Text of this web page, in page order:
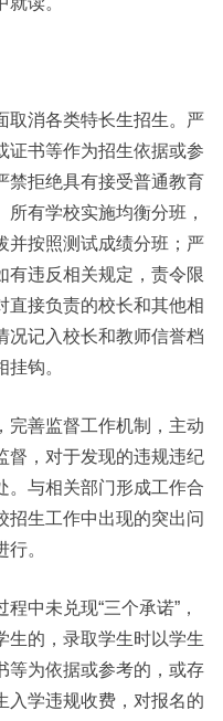
消各类特长生招生。严
证书等作为招生依据或参
禁拒绝具有接受普通教育
有学校实施均衡分班，
并按照测试成绩分班；严
有违反相关规定，责令限
直接负责的校长和其他相
况记入校长和教师信誉档
钩。
善监督工作机制，主动
督，对于发现的违规违纪
。与相关部门形成工作合
招生工作中出现的突出问
。
中未兑现“三个承诺”，
生的，录取学生时以学生
等为依据或参考的，或存
入学违规收费，对报名的